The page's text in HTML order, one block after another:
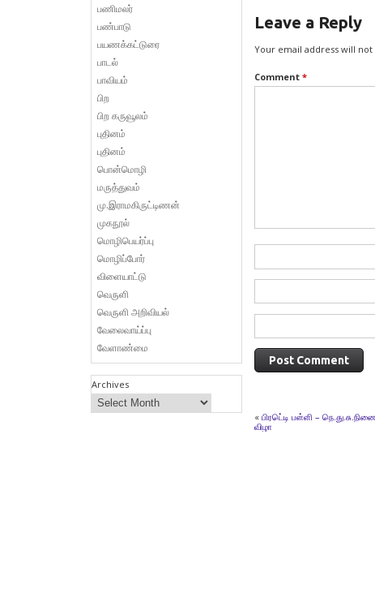
Leave a Reply
Your email address will not
Comment *
« பிரடெ்டி பள்ளி –
விழா
பணிமலர்
பண்பாடு
பயணக்கட்டுரை
பாடல்
பாவியம்
பிற
பிற கருவூலம்
புதினம்
புதினம்
பொன்மொழி
மருத்துவம்
மு.இராமகிருட்டிணன்
முகநூல்
மொழிபெயர்ப்பு
மொழிப்போர்
விளையாட்டு
வெருளி
வெருளி அறிவியல்
வேலைவாய்ப்பு
வேளாண்மை
Archives